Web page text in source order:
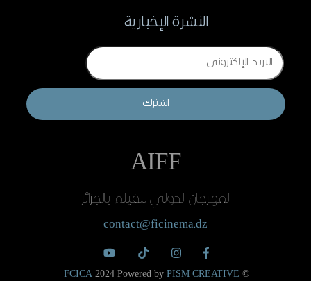
النشرة الإخبارية
Email
اشترك
AIFF
المهرجان الدولي للفيلم بالجزائر
contact@ficinema.dz
©
FCICA 2024 Powered by PISM CREATIVE